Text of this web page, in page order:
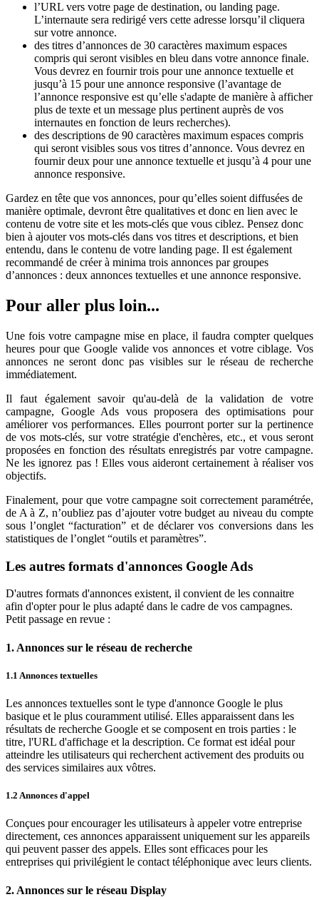
l’URL vers votre page de destination, ou landing page.
L’internaute sera redirigé vers cette adresse lorsqu’il cliquera
sur votre annonce.
des titres d’annonces de 30 caractères maximum espaces
compris qui seront visibles en bleu dans votre annonce finale.
Vous devrez en fournir trois pour une annonce textuelle et
jusqu’à 15 pour une annonce responsive (l’avantage de
l’annonce responsive est qu’elle s'adapte de manière à afficher
plus de texte et un message plus pertinent auprès de vos
internautes en fonction de leurs recherches).
des descriptions de 90 caractères maximum espaces compris
qui seront visibles sous vos titres d’annonce. Vous devrez en
fournir deux pour une annonce textuelle et jusqu’à 4 pour une
annonce responsive.
Gardez en tête que vos annonces, pour qu’elles soient diffusées de
manière optimale, devront être qualitatives et donc en lien avec le
contenu de votre site et les mots-clés que vous ciblez. Pensez donc
bien à ajouter vos mots-clés dans vos titres et descriptions, et bien
entendu, dans le contenu de votre landing page. Il est également
recommandé de créer à minima trois annonces par groupes
d’annonces : deux annonces textuelles et une annonce responsive.
Pour aller plus loin...
Une fois votre campagne mise en place, il faudra compter quelques
heures pour que Google valide vos annonces et votre ciblage. Vos
annonces ne seront donc pas visibles sur le réseau de recherche
immédiatement.
Il faut également savoir qu'au-delà de la validation de votre
campagne, Google Ads vous proposera des optimisations pour
améliorer vos performances. Elles pourront porter sur la pertinence
de vos mots-clés, sur votre stratégie d'enchères, etc., et vous seront
proposées en fonction des résultats enregistrés par votre campagne.
Ne les ignorez pas ! Elles vous aideront certainement à réaliser vos
objectifs.
Finalement, pour que votre campagne soit correctement paramétrée,
de A à Z, n’oubliez pas d’ajouter votre budget au niveau du compte
sous l’onglet “facturation” et de déclarer vos conversions dans les
statistiques de l’onglet “outils et paramètres”.
Les autres formats d'annonces Google Ads
D'autres formats d'annonces existent, il convient de les connaitre
afin d'opter pour le plus adapté dans le cadre de vos campagnes.
Petit passage en revue :
1. Annonces sur le réseau de recherche
1.1 Annonces textuelles
Les annonces textuelles sont le type d'annonce Google le plus
basique et le plus couramment utilisé. Elles apparaissent dans les
résultats de recherche Google et se composent en trois parties : le
titre, l'URL d'affichage et la description. Ce format est idéal pour
atteindre les utilisateurs qui recherchent activement des produits ou
des services similaires aux vôtres.
1.2 Annonces d'appel
Conçues pour encourager les utilisateurs à appeler votre entreprise
directement, ces annonces apparaissent uniquement sur les appareils
qui peuvent passer des appels. Elles sont efficaces pour les
entreprises qui privilégient le contact téléphonique avec leurs clients.
2. Annonces sur le réseau Display